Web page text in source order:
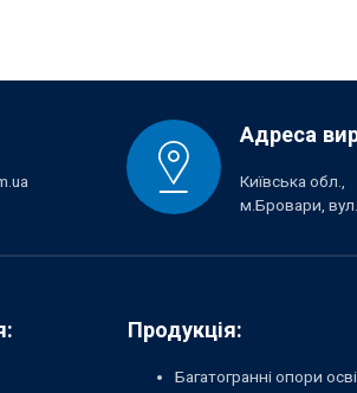
Адреса
Київська обл.,
м.Бровари,
Продукція:
Багатогранні опори